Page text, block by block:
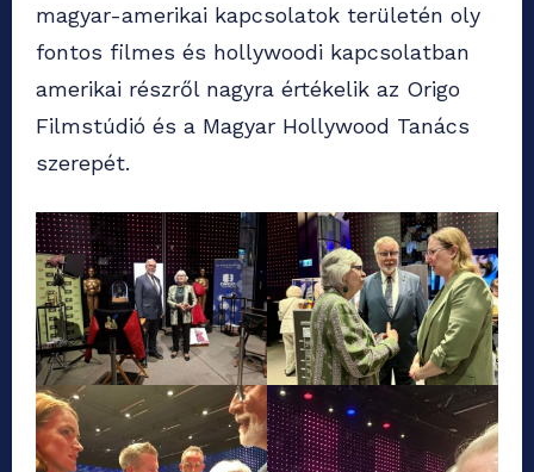
magyar-amerikai kapcsolatok területén oly
fontos filmes és hollywoodi kapcsolatban
amerikai részről nagyra értékelik az Origo
Filmstúdió és a Magyar Hollywood Tanács
szerepét.